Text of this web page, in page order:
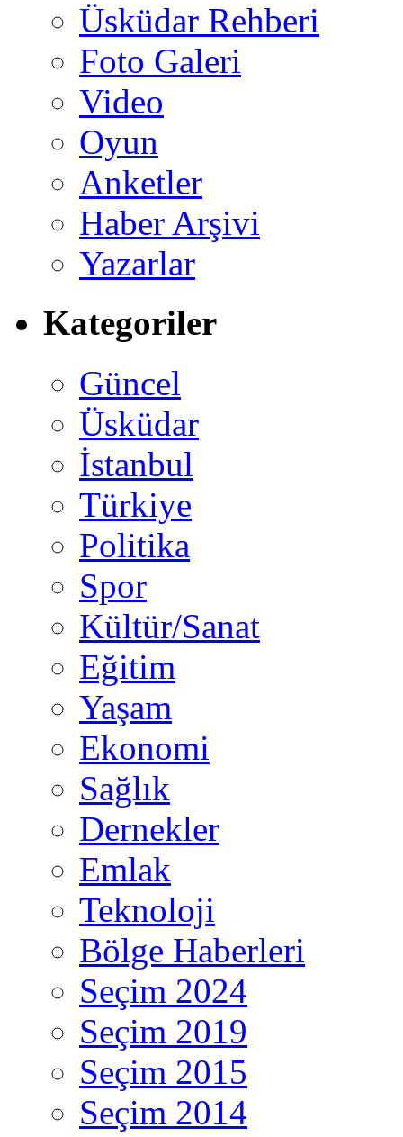
Üsküdar Rehberi
Foto Galeri
Video
Oyun
Anketler
Haber Arşivi
Yazarlar
Kategoriler
Güncel
Üsküdar
İstanbul
Türkiye
Politika
Spor
Kültür/Sanat
Eğitim
Yaşam
Ekonomi
Sağlık
Dernekler
Emlak
Teknoloji
Bölge Haberleri
Seçim 2024
Seçim 2019
Seçim 2015
Seçim 2014